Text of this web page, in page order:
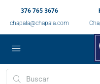
376 765 3676
chapala@chapala.com